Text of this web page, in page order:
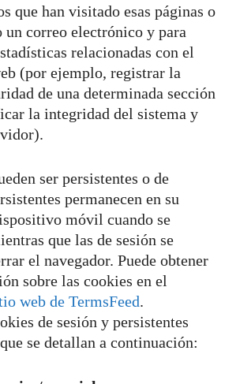
que han visitado esas páginas o
un correo electrónico y para
relacionadas con el
(por ejemplo, registrar la
de una determinada sección
la integridad del sistema y
ser persistentes o de
permanecen en su
móvil cuando se
que las de sesión se
el navegador. Puede obtener
sobre las cookies en el
web de TermsFeed.
de sesión y persistentes
se detallan a continuación: